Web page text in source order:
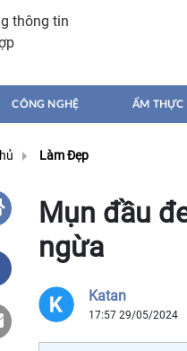
CÔNG NGHỆ ẨM THỰC
Làm Đẹp
Mụn đầu
ngừa
Katan
17:57 29/05/2024